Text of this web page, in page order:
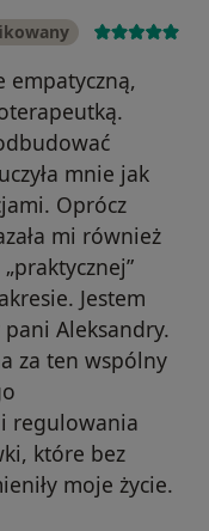
empatyczną,
mnie jak
Oprócz
mi również
Jestem
Aleksandry.
za ten wspólny
regulowania
które bez
moje życie.